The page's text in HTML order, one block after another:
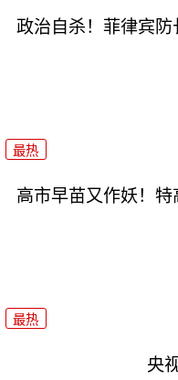
政治自杀！菲律宾防
最热
高市早苗又作妖！
最热
央